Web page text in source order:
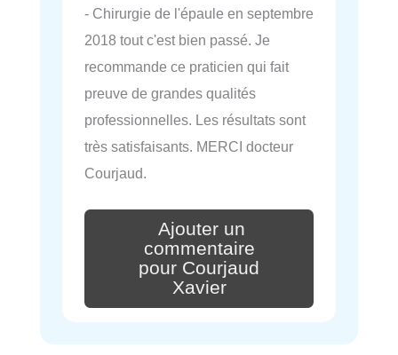
- Chirurgie de l'épaule en septembre
2018 tout c'est bien passé. Je
recommande ce praticien qui fait
preuve de grandes qualités
professionnelles. Les résultats sont
très satisfaisants. MERCI docteur
Courjaud.
Ajouter un
commentaire
pour Courjaud
Xavier